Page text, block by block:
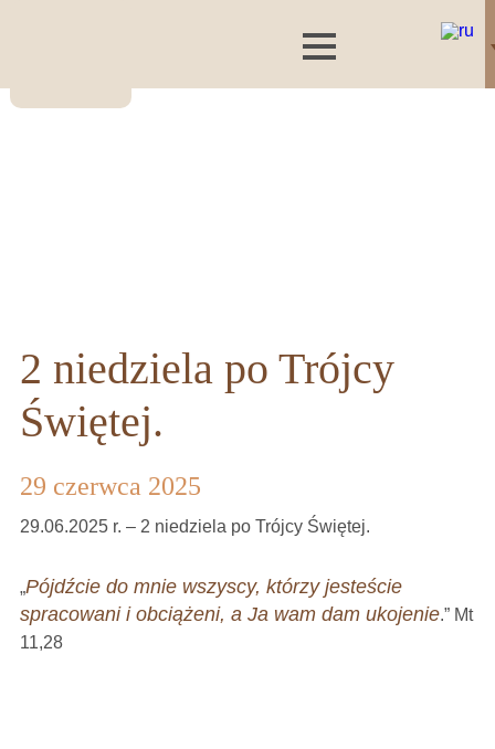
2 niedziela po Trójcy
Świętej.
29 czerwca 2025
29.06.2025 r. – 2 niedziela po Trójcy Świętej.
„Pójdźcie do mnie wszyscy, którzy jesteście
spracowani i obciążeni, a Ja wam dam ukojenie.” Mt
11,28